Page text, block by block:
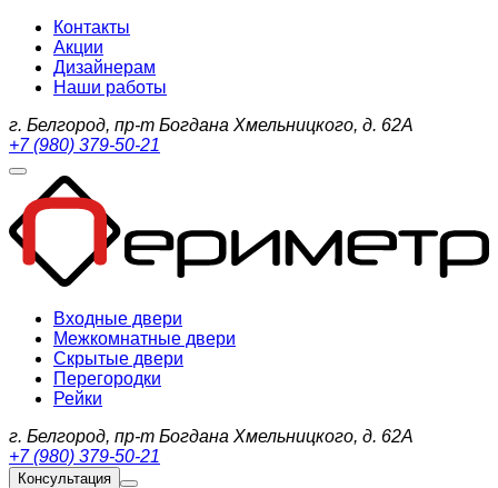
Контакты
Акции
Дизайнерам
Наши работы
г. Белгород, пр-т Богдана Хмельницкого, д. 62А
+7 (980) 379-50-21
Входные двери
Межкомнатные двери
Скрытые двери
Перегородки
Рейки
г. Белгород, пр-т Богдана Хмельницкого, д. 62А
+7 (980) 379-50-21
Консультация